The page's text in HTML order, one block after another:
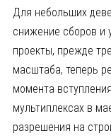
Для небольших
снижение сборов и
проекты, прежде
масштаба, теперь
момента
мультиплексах в
разрешения на